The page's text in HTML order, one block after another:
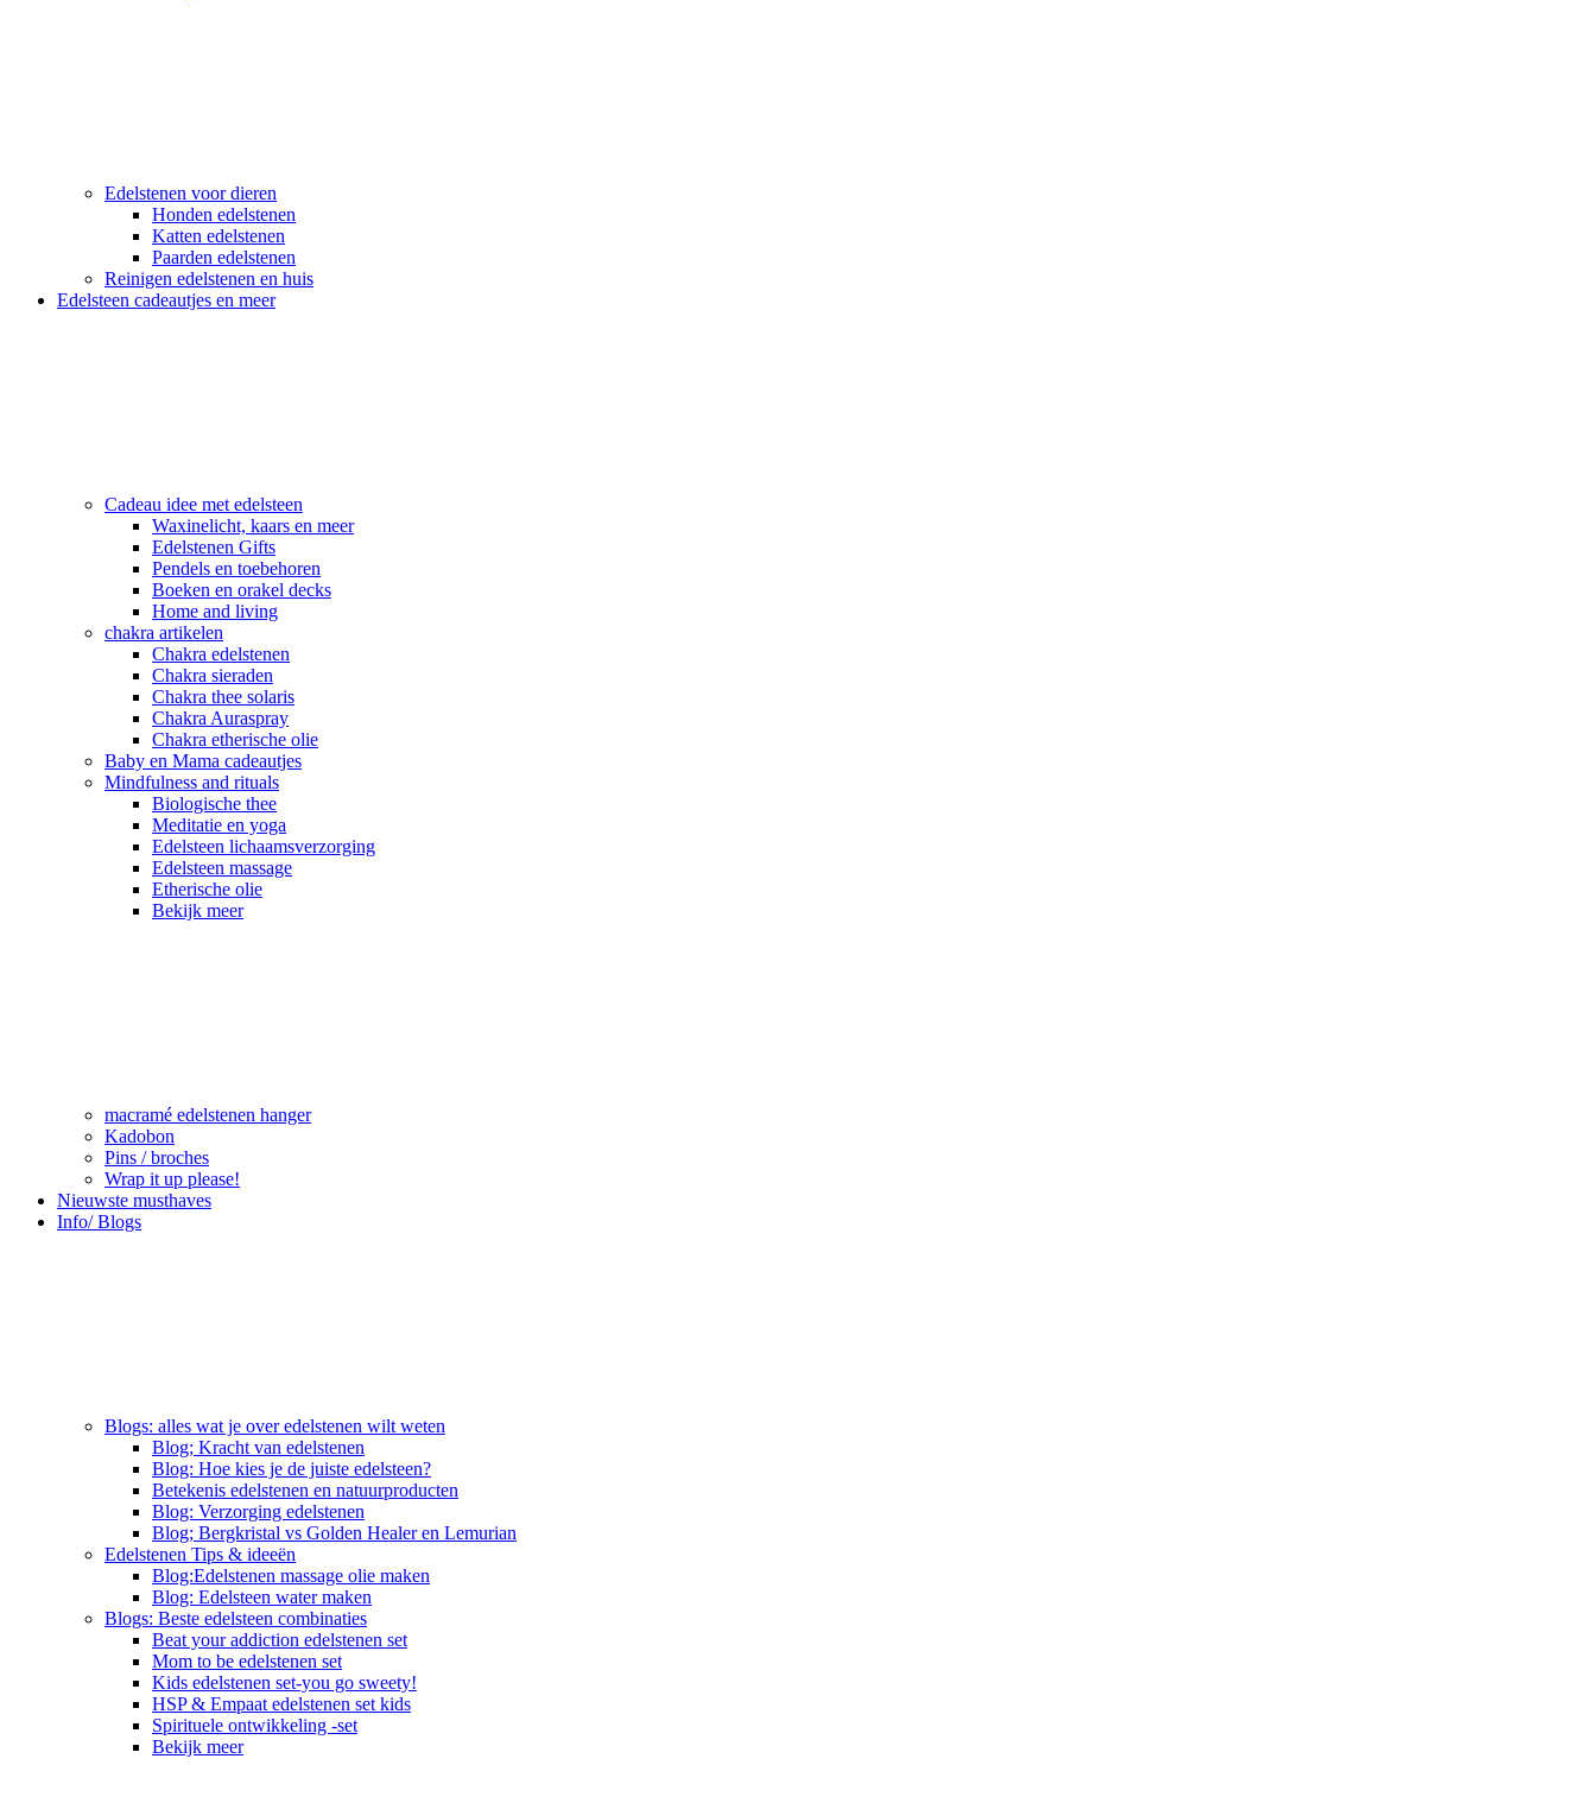
Edelstenen voor dieren
Honden edelstenen
Katten edelstenen
Paarden edelstenen
Reinigen edelstenen en huis
Edelsteen cadeautjes en meer
Cadeau idee met edelsteen
Waxinelicht, kaars en meer
Edelstenen Gifts
Pendels en toebehoren
Boeken en orakel decks
Home and living
chakra artikelen
Chakra edelstenen
Chakra sieraden
Chakra thee solaris
Chakra Auraspray
Chakra etherische olie
Baby en Mama cadeautjes
Mindfulness and rituals
Biologische thee
Meditatie en yoga
Edelsteen lichaamsverzorging
Edelsteen massage
Etherische olie
Bekijk meer
macramé edelstenen hanger
Kadobon
Pins / broches
Wrap it up please!
Nieuwste musthaves
Info/ Blogs
Blogs: alles wat je over edelstenen wilt weten
Blog; Kracht van edelstenen
Blog: Hoe kies je de juiste edelsteen?
Betekenis edelstenen en natuurproducten
Blog: Verzorging edelstenen
Blog; Bergkristal vs Golden Healer en Lemurian
Edelstenen Tips & ideeën
Blog:Edelstenen massage olie maken
Blog: Edelsteen water maken
Blogs: Beste edelsteen combinaties
Beat your addiction edelstenen set
Mom to be edelstenen set
Kids edelstenen set-you go sweety!
HSP & Empaat edelstenen set kids
Spirituele ontwikkeling -set
Bekijk meer